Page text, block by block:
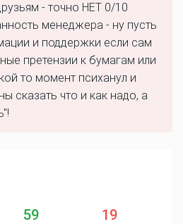
- точно НЕТ 0/10
менеджера - ну пусть
и поддержки если сам
претензии к бумагам или
то момент психанул и
сказать что и как надо, а
59
19